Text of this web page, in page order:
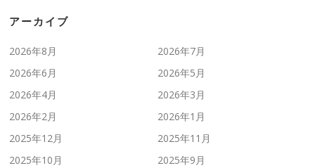
アーカイブ
2026年8月
2026年7月
2026年6月
2026年5月
2026年4月
2026年3月
2026年2月
2026年1月
2025年12月
2025年11月
2025年10月
2025年9月